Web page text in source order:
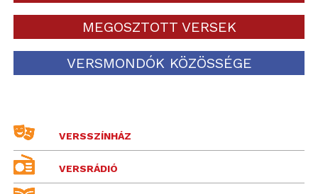
MEGOSZTOTT VERSEK
VERSMONDÓK KÖZÖSSÉGE
VERSSZÍNHÁZ
VERSRÁDIÓ